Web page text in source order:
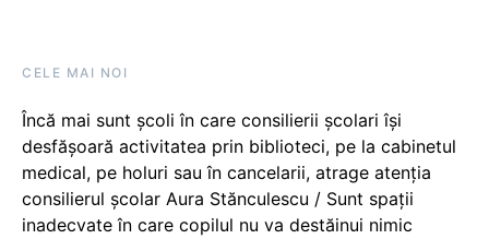
CELE MAI NOI
Încă mai sunt școli în care consilierii școlari își
desfășoară activitatea prin biblioteci, pe la cabinetul
medical, pe holuri sau în cancelarii, atrage atenția
consilierul școlar Aura Stănculescu / Sunt spații
inadecvate în care copilul nu va destăinui nimic